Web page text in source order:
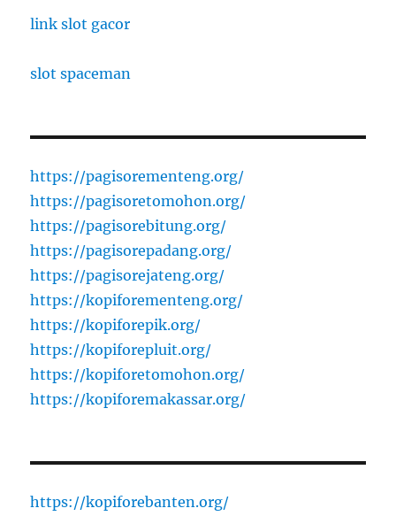
link slot gacor
slot spaceman
https://pagisorementeng.org/
https://pagisoretomohon.org/
https://pagisorebitung.org/
https://pagisorepadang.org/
https://pagisorejateng.org/
https://kopiforementeng.org/
https://kopiforepik.org/
https://kopiforepluit.org/
https://kopiforetomohon.org/
https://kopiforemakassar.org/
https://kopiforebanten.org/